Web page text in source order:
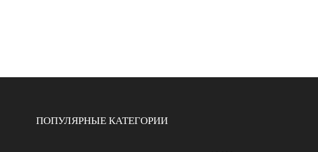
ПОПУЛЯРНЫЕ КАТЕГОРИИ